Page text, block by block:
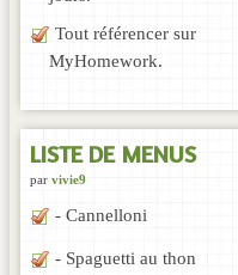
Tout référencer sur
MyHomework.
LISTE DE MENUS
par vivie9
- Cannelloni
- Spaguetti au thon